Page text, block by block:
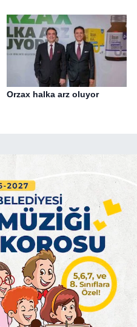
Orzax halka arz oluyor